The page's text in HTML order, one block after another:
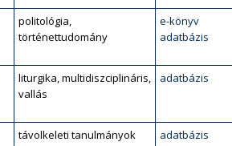
politológia,
történettudomány
e-könyv
adatbázis
liturgika, multidiszciplináris,
vallás
adatbázis
távolkeleti tanulmányok adatbázis